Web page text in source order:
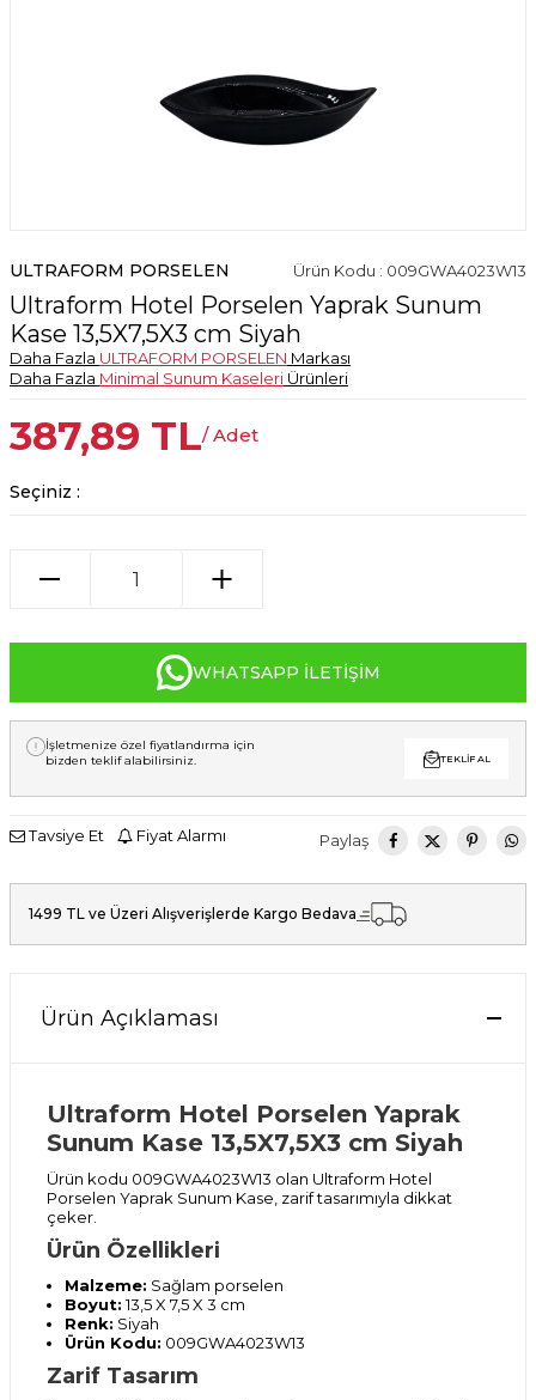
ULTRAFORM PORSELEN Ürün Kodu : 009GWA4023W13
Ultraform Hotel Porselen Yaprak Sunum
Kase 13,5X7,5X3 cm Siyah
Daha Fazla ULTRAFORM PORSELEN Markası
Daha Fazla Minimal Sunum Kaseleri Ürünleri
387,89 TL/ Adet
Seçiniz :
WHATSAPP İLETIŞIM
İşletmenize özel fiyatlandırma için
bizden teklif alabilirsiniz.
TEKLIF AL
Tavsiye Et Fiyat Alarmı Paylaş
1499 TL ve Üzeri Alışverişlerde Kargo Bedava
Ürün Açıklaması
Ultraform Hotel Porselen Yaprak
Sunum Kase 13,5X7,5X3 cm Siyah
Ürün kodu 009GWA4023W13 olan Ultraform Hotel
Porselen Yaprak Sunum Kase, zarif tasarımıyla dikkat
çeker.
Ürün Özellikleri
Malzeme: Sağlam porselen
Boyut:13,5 X 7,5 X 3 cm
Renk: Siyah
Ürün Kodu: 009GWA4023W13
Zarif Tasarım